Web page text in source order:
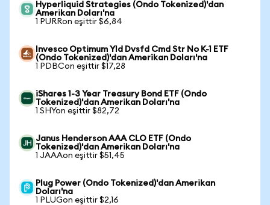
Hyperliquid Strategies (Ondo Tokenized)'dan
Amerikan Doları'na
1 PURRon eşittir $6,84
Invesco Optimum Yld Dvsfd Cmd Str No K-1 ETF
(Ondo Tokenized)'dan Amerikan Doları'na
1 PDBCon eşittir $17,28
iShares 1-3 Year Treasury Bond ETF (Ondo
Tokenized)'dan Amerikan Doları'na
1 SHYon eşittir $82,72
Janus Henderson AAA CLO ETF (Ondo
Tokenized)'dan Amerikan Doları'na
1 JAAAon eşittir $51,45
Plug Power (Ondo Tokenized)'dan Amerikan
Doları'na
1 PLUGon eşittir $2,16